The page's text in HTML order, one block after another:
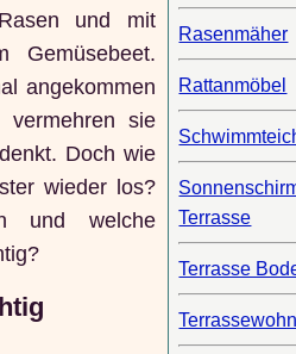
und mit
Gemüsebeet.
angekommen
sie
Doch wie
wieder los?
und welche
Rasenmäher
Rattanmöbel
Terrasse
Terrasse